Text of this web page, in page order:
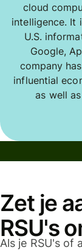
cloud
intelligence. It
U.S.
Google,
company
influential
as well
Zet je
RSU's
Als je RSU's of